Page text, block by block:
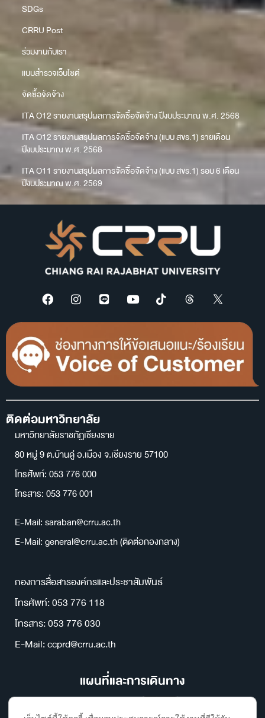
SDGs
CRRU Post
ร่วมงานกับเรา
แบบสำรวจเว็บไซต์
จัดซื้อจัดจ้าง
ITA O12 รายงานสรุปผลการจัดซื้อจัดจ้าง ปีงบประมาณ พ.ศ. 2568
ITA O12 รายงานสรุปผลการจัดซื้อจัดจ้าง (แบบ สขร.1) รายเดือน
ปีงบประมาณ พ.ศ. 2568
ITA O11 รายงานสรุปผลการจัดซื้อจัดจ้าง (แบบ สขร.1) รอบ 6 เดือน
ปีงบประมาณ พ.ศ. 2569
ติดต่อมหาวิทยาลัย
มหาวิทยาลัยราชภัฏเชียงราย
80 หมู่ 9 ต.บ้านดู่ อ.เมือง จ.เชียงราย 57100
โทรศัพท์: 053 776 000
โทรสาร: 053 776 001
E-Mail: saraban@crru.ac.th
E-Mail: general@crru.ac.th (ติดต่อกองกลาง)
กองการสื่อสารองค์กรและประชาสัมพันธ์
โทรศัพท์: 053 776 118
โทรสาร: 053 776 030
E-Mail: ccprd@crru.ac.th
แผนที่และการเดินทาง